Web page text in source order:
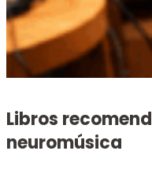
Libros
neuromúsica